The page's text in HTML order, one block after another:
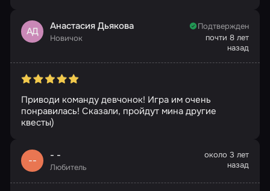
АД Анастасия Дьякова
Новичок
Подтвержден
почти 8 лет
назад
Приводи команду девчонок! Игра им очень
понравилась! Сказали, пройдут мина другие
квесты)
-- - -
Любитель
около 3 лет
назад